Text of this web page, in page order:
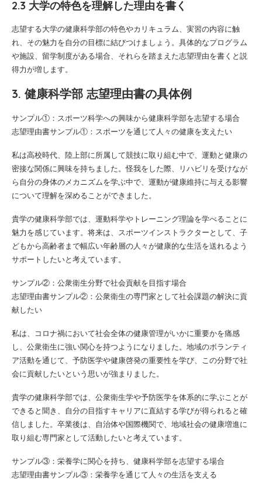
2.3 大学の特色を理解した理由を書く
志望する大学の健康科学部の特色やカリキュラム、実習の内容に触
れ、その魅力を自分の目標に結びつけましょう。具体的なプログラム
や施設、留学制度がある場合、それらを踏まえた志望理由を書くと説
得力が増します。
3. 健康科学部 志望理由書の具体例
サンプル①：スポーツ科学への興味から健康科学部を志望する場合
志望理由書サンプル①：スポーツを通じて人々の健康を支えたい
私は高校時代、陸上部に所属して競技に取り組む中で、運動と健康の
密接な関係に興味を持ちました。怪我をした際、リハビリを受けなが
ら自分の身体のメカニズムを学ぶ中で、運動が健康維持に与える影響
について理解を深めることができました。
貴学の健康科学部では、運動科学やトレーニング理論を学べることに
魅力を感じています。将来は、スポーツインストラクターとして、子
どもから高齢者まで幅広い年齢層の人々が健康的な生活を送れるよう
サポートしたいと考えています。
サンプル②：公衆衛生分野で社会貢献を目指す場合
志望理由書サンプル②：公衆衛生の専門家として社会課題の解決に貢
献したい
私は、コロナ禍において社会全体の健康管理がいかに重要かを痛感
し、公衆衛生に強い関心を持つようになりました。地域のボランティ
ア活動を通じて、予防医学や健康啓発の重要性を学び、この分野で社
会に貢献したいという思いが強まりました。
貴学の健康科学部では、公衆衛生学や予防医学を体系的に学ぶことが
できると聞き、自分の目指すキャリアに直結する学びが得られると確
信しました。卒業後は、自治体や国際機関で、地域社会の健康増進に
取り組む専門家として活動したいと考えています。
サンプル③：栄養学に関心を持ち、健康科学部を志望する場合
志望理由書サンプル③：栄養学を通じて人々の生活を支える